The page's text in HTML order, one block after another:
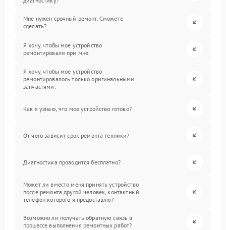
Мне нужен срочный ремонт. Сможете
сделать?
Я хочу, чтобы мое устройство
ремонтировали при мне.
Я хочу, чтобы мое устройство
ремонтировалось только оригинальными
запчастями.
Как я узнаю, что мое устройство готово?
От чего зависит срок ремонта техники?
Диагностика проводится бесплатно?
Может ли вместо меня принять устройство
после ремонта другой человек, контактный
телефон которого я предоставлю?
Возможно ли получать обратную связь в
процессе выполнения ремонтных работ?